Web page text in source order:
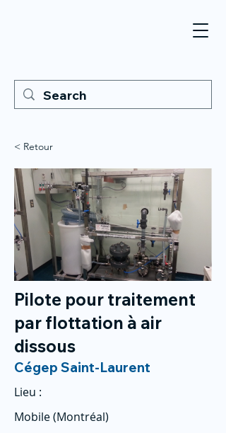
< Retour
Pilote pour traitement
par flottation à air
dissous
Cégep Saint-Laurent
Lieu :
Mobile (Montréal)